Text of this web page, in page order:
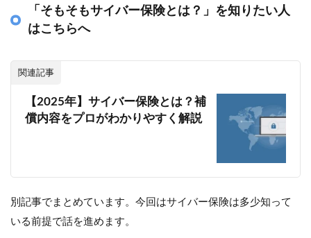
「そもそもサイバー保険とは？」を知りたい人
はこちらへ
関連記事
【2025年】サイバー保険とは？補
償内容をプロがわかりやすく解説
別記事でまとめています。今回はサイバー保険は多少知って
いる前提で話を進めます。